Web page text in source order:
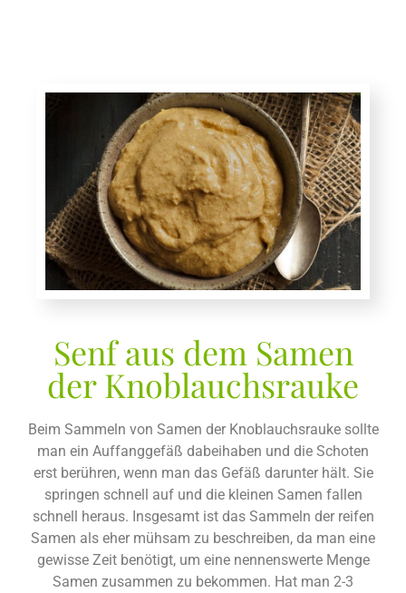
Senf aus dem Samen
der Knoblauchsrauke
Beim Sammeln von Samen der Knoblauchsrauke sollte
man ein Auffanggefäß dabeihaben und die Schoten
erst berühren, wenn man das Gefäß darunter hält. Sie
springen schnell auf und die kleinen Samen fallen
schnell heraus. Insgesamt ist das Sammeln der reifen
Samen als eher mühsam zu beschreiben, da man eine
gewisse Zeit benötigt, um eine nennenswerte Menge
Samen zusammen zu bekommen. Hat man 2-3